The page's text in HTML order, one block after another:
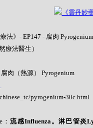
法》- EP147 - 腐肉 Pyrogenium
療法醫生）
肉（熱源） Pyrogenium
pyrogenium-30c.html
：流感Influenza。淋巴管炎